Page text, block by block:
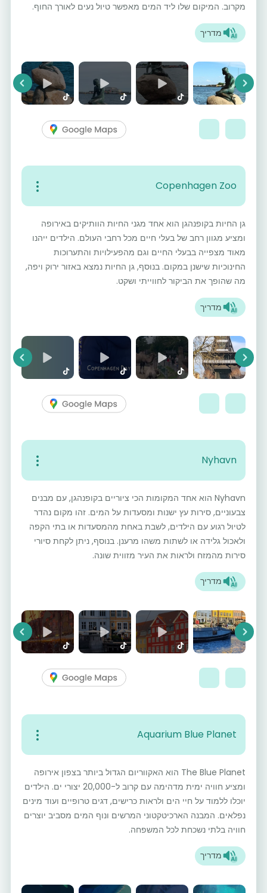
מקרוב. המיקום שלו ליד המים מאפשר טיול נעים לאורך החוף.
מדריך
Next
Copenhagen Zoo
גן החיות בקופנהגן הוא אחד מגני החיות הוותיקים באירופה
ומציע מגוון רחב של בעלי חיים מכל רחבי העולם. הילדים ייהנו
מאוד מצפייה בבעלי החיים וגם מהפעילויות והתערוכות
החינוכיות שישנן במקום. בנוסף, גן החיות נמצא באזור ירוק ויפה,
מה שהופך את הביקור לחווייתי ושקט.
מדריך
Next
Nyhavn
Nyhavn הוא אחד המקומות הכי ציוריים בקופנהגן, עם מבנים
צבעוניים, סירות עץ ישנות ומסעדות על המים. זהו מקום נהדר
לטיול רגוע עם הילדים, לשבת באחת מהמסעדות או בתי הקפה
ולאכול גלידה או לשתות משהו מרענן. בנוסף, ניתן לקחת סיורי
סירות מהמזח ולראות את העיר מזווית שונה.
מדריך
Next
Aquarium Blue Planet
The Blue Planet הוא האקווריום הגדול ביותר בצפון אירופה
ומציע חוויה ימית מדהימה עם קרוב ל-20,000 יצורי ים. הילדים
יוכלו ללמוד על חיי הים ולראות כרישים, דגים טרופיים ועוד מינים
נפלאים. המבנה הארכיטקטוני המרשים ונוף המים מסביב יוצרים
חוויה בלתי נשכחת לכל המשפחה.
מדריך